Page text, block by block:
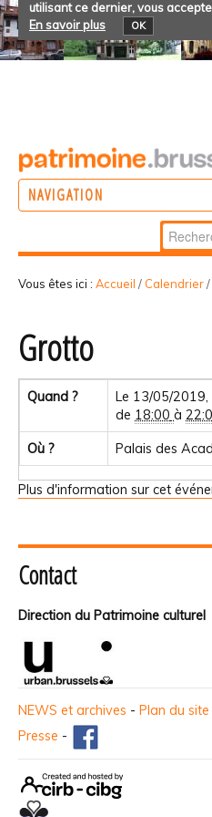
utilisant ce dernier, vous
En savoir plus
OK
NAVIGATION
Vous êtes ici : Accueil / Calendrier/
Grotto
Quand ?
Le 13/05/2019,
de 18:00 à
Où ? Palais des
Plus d'information sur cet
Contact
Direction du Patrimoine culturel
NEWS et archives - Plan du site
Presse -